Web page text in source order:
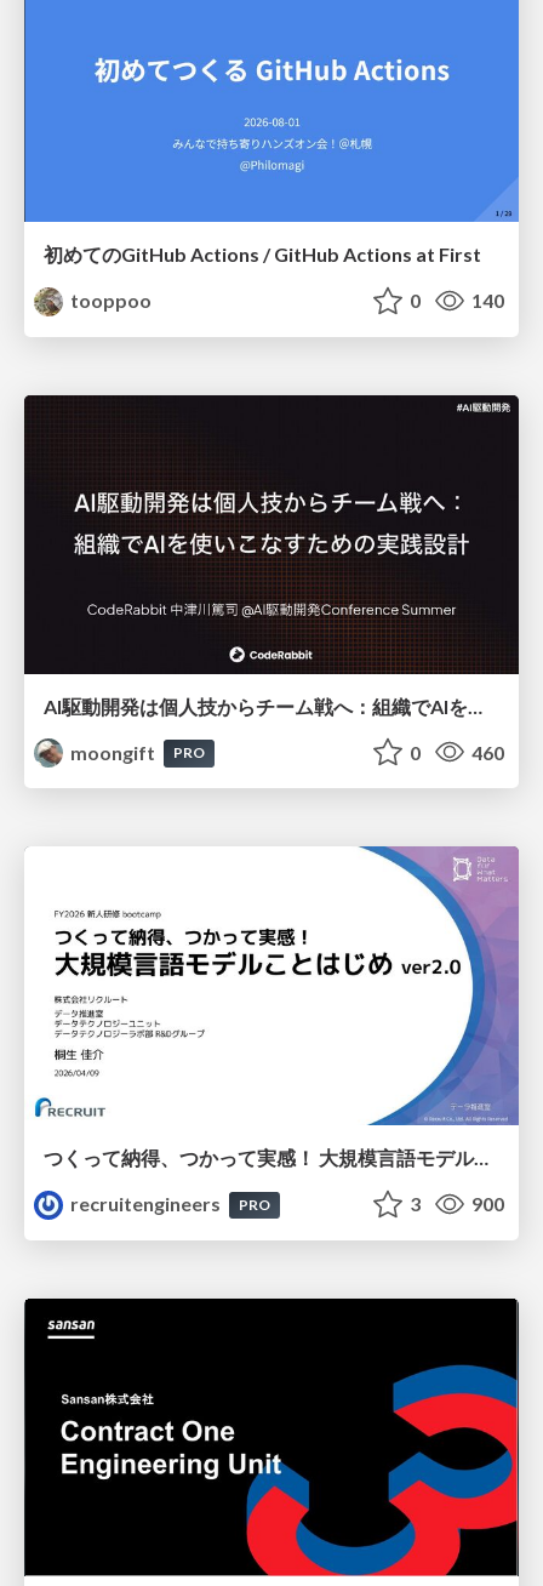
初めてのGitHub Actions / GitHub Actions at First
tooppoo
0 140
moongift
PRO 0 460
つくって納得、つかって実感！ 大規模言語モデルことはじめ ver2.0
recruitengineers
PRO 3 900